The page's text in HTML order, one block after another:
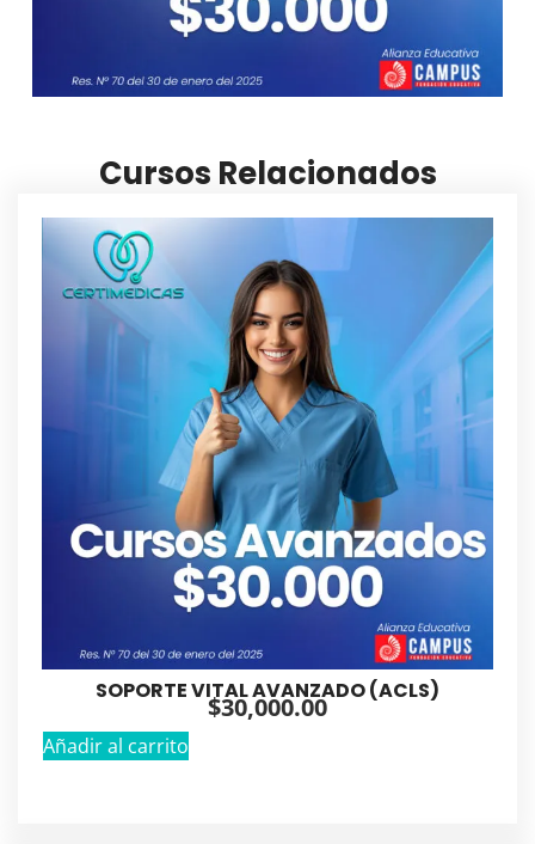
Cursos Relacionados
SOPORTE VITAL AVANZADO (ACLS)
$30,000.00
Añadir al carrito